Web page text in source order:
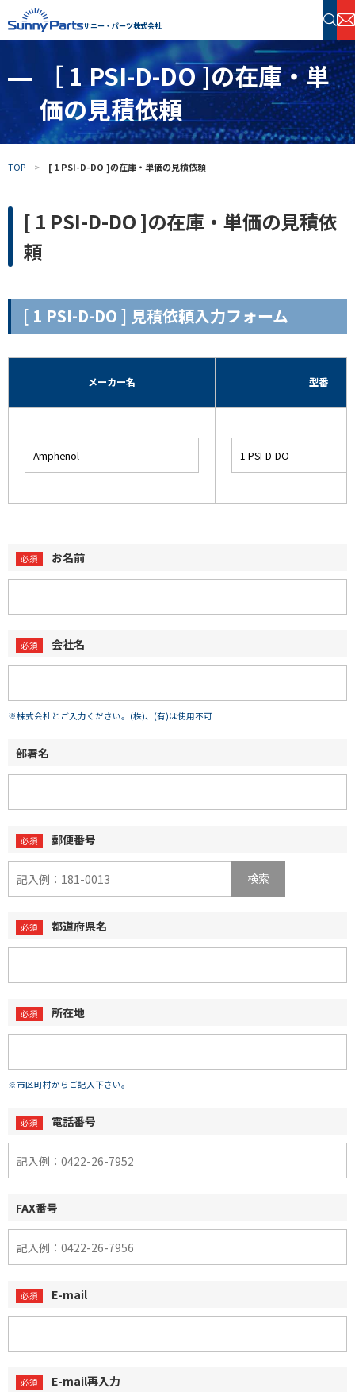
サニー・パーツ株式会社
半導体・電子部品 在庫検索
フリーワードで探す
［ 1 PSI-D-DO ]の在庫・単
価の見積依頼
TOP [ 1 PSI-D-DO ]の在庫・単価の見積依頼
[ 1 PSI-D-DO ]の在庫・単価の見積依
頼
[ 1 PSI-D-DO ] 見積依頼入力フォーム
メーカー名 型番
お名前
会社名
※株式会社とご入力ください。(株)、(有)は使用不可
部署名
郵便番号
検索
都道府県名
所在地
※市区町村からご記入下さい。
電話番号
FAX番号
E-mail
E-mail再入力